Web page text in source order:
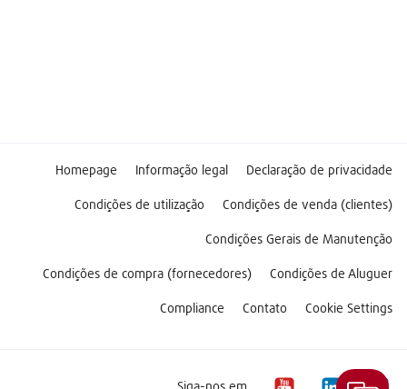
Homepage Informação legal Declaração de privacidade
Condições de utilização Condições de venda (clientes)
Condições Gerais de Manutenção
Condições de compra (fornecedores) Condições de Aluguer
Compliance Contato Cookie Settings